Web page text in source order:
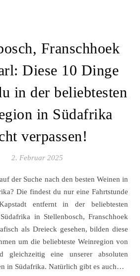
Franschhoek
Diese 10 Dinge
in der beliebtesten
in Südafrika
verpassen!
2. Februar 2025
der Suche nach den besten Weinen in
Die findest du nur eine Fahrtstunde
entfernt in der beliebtesten
in Stellenbosch, Franschhoek
als Dreieck gesehen, bilden diese
um die beliebteste Weinregion von
gleichzeitig eine unserer absoluten
in Südafrika. Natürlich gibt es auch…